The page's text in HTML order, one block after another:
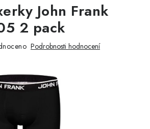
John Frank
2 pack
Podrobnosti hodnocení